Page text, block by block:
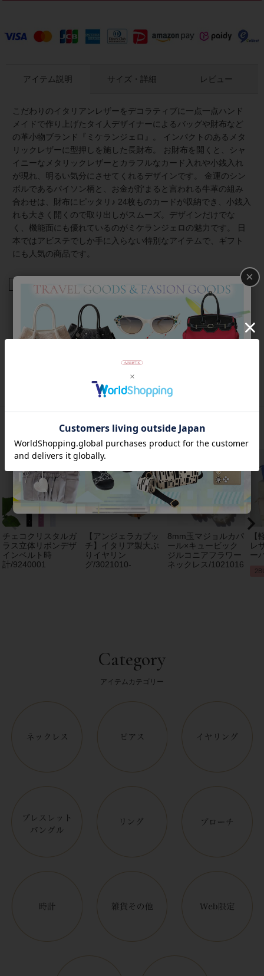
アイテム説明
こだわりのイタリアンレザーをデコラティブに一点一点ハンド
メイドで作り上げたタイ人デザイナーによるバッグや財布など
の革小物ブランド『ミケランジェロ』。 インパクトのあるメタ
リックレザーに型押しを施した長財布。 お財布を開くと、シャ
イニーなメタリックレザーとカラフルなカード入れや小銭入れ
が現れ、明るい気分にさせてくれるデザインです。 金運のシン
ボルであるパイソン柄と、お金が貯まると言われる牛革の組み
合わせは、財布にピッタリ♪ 24枚ものカードが収納でき、小銭入
れも大きく開くので取り出しがスムーズ。デザインだけでな
く、機能面にも優れているのがミケランジェロの魅力です。 日
本ではアビステでしか手に入らない特別なアイテムで、ギフト
にも人気の商品です。
サイズ・詳細 レビュー
商品番号 2128643-
おすすめアイテム
チェコクリスタルガ
ラス立体リボンデザ
インベルト時
計/9240001
【アンジェラカプッ
チ】イタリア製大ぶ
りイヤリン
グ/3021010-
8mm玉マジョルカパ
ール×キュービック
ジルコニアフラワー
ネックレス/1021016
【
レ
ー
Category
アイテムカテゴリー
×